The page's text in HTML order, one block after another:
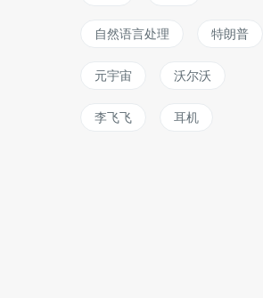
自然语言处理 特朗普
元宇宙 沃尔沃
李飞飞 耳机